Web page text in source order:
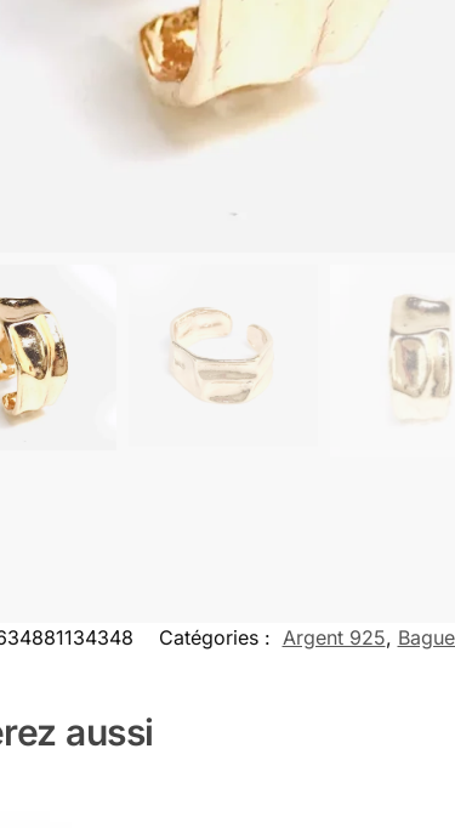
Catégories : Argent 925,
aussi